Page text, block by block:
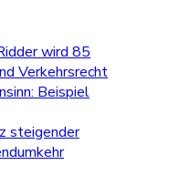
wird 85
Verkehrsrecht
Beispiel
steigender